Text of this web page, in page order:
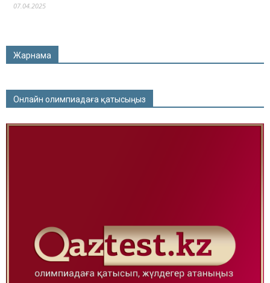
07.04.2025
Жарнама
Онлайн олимпиадаға қатысыңыз